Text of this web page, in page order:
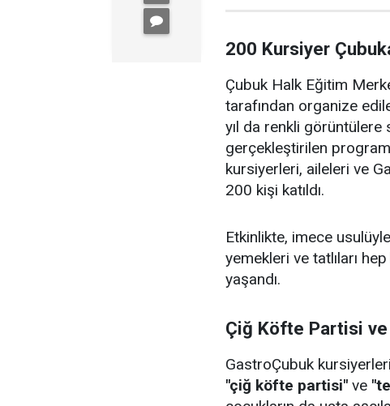
200 Kursiyer
Çubuk Halk Eğitim
tarafından organize
yıl da renkli görüntülere
gerçekleştirilen
kursiyerleri, aileleri ve
200 kişi katıldı.
Etkinlikte, imece
yemekleri ve tatlıları
yaşandı.
Çiğ Köfte Partisi ve
GastroÇubuk
"çiğ köfte partisi" ve